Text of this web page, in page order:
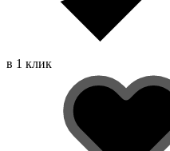
в 1 клик